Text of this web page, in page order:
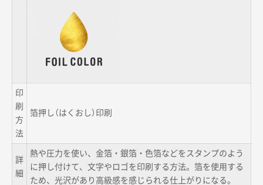
印
刷
方
法
箔押し（はくおし）印刷
詳
細
熱や圧力を使い、金箔・銀箔・色箔などをスタンプのよう
に押し付けて、文字やロゴを印刷する方法。箔を使用する
ため、光沢があり高級感を感じられる仕上がりになる。